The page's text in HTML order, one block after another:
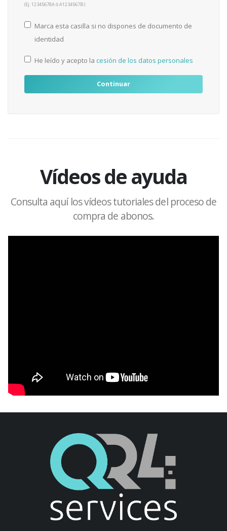
(Ej: 12345678A ó A1234567B )
Marca esta casilla si no dispones de documento de
identidad
He leído y acepto la cesión de los datos personales
Continuar
Vídeos de ayuda
Consulta aquí los vídeos tutoriales del proceso de
compra de abonos.